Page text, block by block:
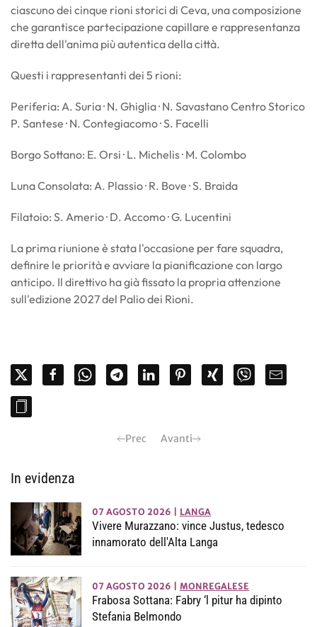
ciascuno dei cinque rioni storici di Ceva, una composizione
che garantisce partecipazione capillare e rappresentanza
diretta dell'anima più autentica della città.
Questi i rappresentanti dei 5 rioni:
Periferia: A. Suria · N. Ghiglia · N. Savastano Centro Storico
P. Santese · N. Contegiacomo · S. Facelli
Borgo Sottano: E. Orsi · L. Michelis · M. Colombo
Luna Consolata: A. Plassio · R. Bove · S. Braida
Filatoio: S. Amerio · D. Accomo · G. Lucentini
La prima riunione è stata l'occasione per fare squadra,
definire le priorità e avviare la pianificazione con largo
anticipo. Il direttivo ha già fissato la propria attenzione
sull'edizione 2027 del Palio dei Rioni.
Prec Avanti
In evidenza
07 AGOSTO 2026 LANGA
Vivere Murazzano: vince Justus, tedesco
innamorato dell'Alta Langa
07 AGOSTO 2026 MONREGALESE
Frabosa Sottana: Fabry ‘l pitur ha dipinto
Stefania Belmondo